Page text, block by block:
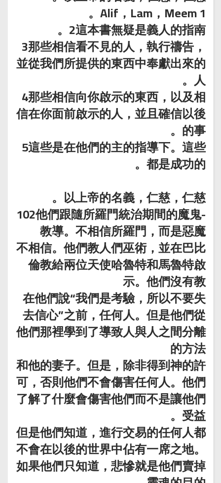
1 Alif，Lam，Meem。
2這本書無疑是義人的指南。
3那些相信看不見的人，執行禱告，
並從我們所提供的東西中奉獻出來的
人。
4那些相信向你啟示的東西，以及相
信在你面前啟示的人，並且確信以後
的事。
5這些是在他們的主的指導下。這些
都是成功的。
以上帝的名義，仁慈，仁慈。
-102他們跟隨所羅門統治期間的魔鬼
教導。不相信所羅門，而是惡魔
不相信。他們教人們巫術，並在巴比
倫教給兩位天使哈魯特和馬魯特啟
示。他們沒有教
在他們說“我們是考驗，所以不要失
去信心”之前，任何人。但是他們從
他們那裡學到了導致人與人之間分離
的方法
和他的妻子。但是，除非得到神的許
可，否則他們不會傷害任何人。他們
了解了什麼會傷害他們而不是讓他們
受益。
但是他們知道，進行交易的任何人都
不會在以後的世界中佔有一席之地。
如果他們只知道，悲慘就是他們賣掉